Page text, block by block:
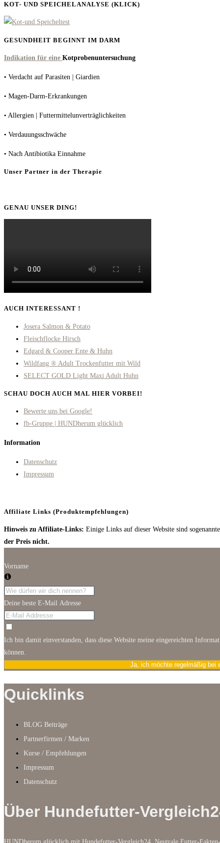
KOT- UND SPEICHELANALYSE (KLICK)
GESUNDHEIT BEGINNT IM DARM
Indikation für eine Kotprobenuntersuchung
• Verdacht auf Parasiten | Giardien
• Magen-Darm-Erkrankungen
• Allergien | Futtermittelunverträglichkeiten
• Verdauungsschwäche
• Nach Antibiotika Einnahme
Unser Partner in der Therapie
GENAU UNSER DING!
AUCH INTERESSANT !
Josera Salmon & Potato
Fleischflocke Hirsch
Edgard & Cooper Ente & Huhn
Wildfang ® Adult Trockenfutter mit Wild
SELECT GOLD Light Maxi Adult Huhn
SCHAU DOCH AUCH MAL HIER VORBEI!
Bewerte uns bei Google!
in
fb-Gruppe | HUNDherum glücklich
Information
Datenschutz
Impressum
Affiliate Links (Produktempfehlungen)
Hinweis zu Affiliate-Links: Einige Links auf dieser Website sind
der Preis nicht.
Vorname
Deine beste E-Mail Adresse
Ich bin damit einverstanden, dass diese Website meine eingereichten
können.
Ja, ich möchte regelmäßig bei
Quicklinks
BLOG Beiträge
Partnerfirmen / Marken
Kurse / Empfehlungen
Impressum
Datenschutz
Über Hundefutter-